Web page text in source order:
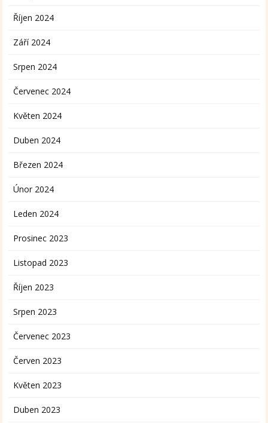
Říjen 2024
Září 2024
Srpen 2024
Červenec 2024
Květen 2024
Duben 2024
Březen 2024
Únor 2024
Leden 2024
Prosinec 2023
Listopad 2023
Říjen 2023
Srpen 2023
Červenec 2023
Červen 2023
Květen 2023
Duben 2023